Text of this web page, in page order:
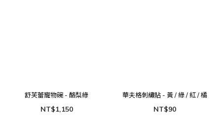
舒芙蕾寵物碗 - 酪梨綠
NT$1,150
華夫格刺繡貼 - 黃 / 綠 / 紅 / 橘
NT$90